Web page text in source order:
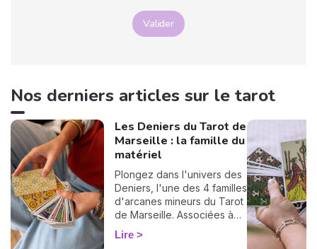
Valider
Nos derniers articles sur le tarot
Les Deniers du Tarot de
Marseille : la famille du
matériel
Plongez dans l'univers des
Deniers, l'une des 4 familles
d'arcanes mineurs du Tarot
de Marseille. Associées à
l'élément Terre, ces cartes
éclairent votre vie
Lire